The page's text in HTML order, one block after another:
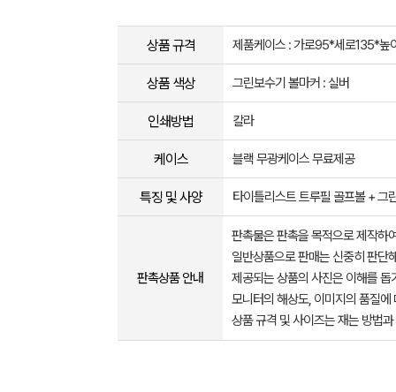
상품 규격 제품케이스 : 가로95*세로135*
상품 색상 그린보수기 볼마커 : 실버
인쇄방법 칼라
케이스 블랙 무광케이스 무료제공
특징 및 사양 타이틀리스트 트루필 골프볼 + 그
판촉상품 안내
판촉물은 판촉을 목적으로 제작하
일반상품으로 판매는 신중히 판단
제공되는 상품의 사진은 이해를
모니터의 해상도, 이미지의 품질
상품 규격 및 사이즈는 재는 방법